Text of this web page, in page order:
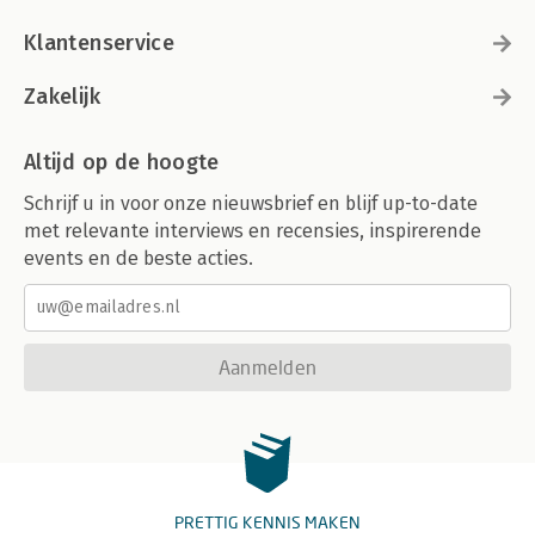
Klantenservice
Zakelijk
Altijd op de hoogte
Schrijf u in voor onze nieuwsbrief en blijf up-to-date
met relevante interviews en recensies, inspirerende
events en de beste acties.
Aanmelden
PRETTIG KENNIS MAKEN